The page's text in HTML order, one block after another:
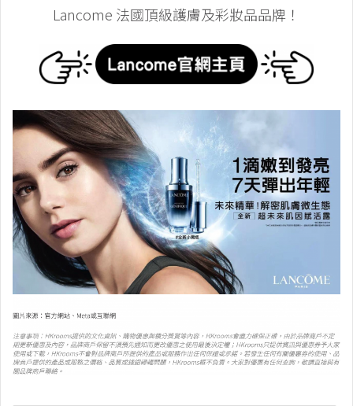
Lancome 法國頂級護膚及彩妝品品牌！